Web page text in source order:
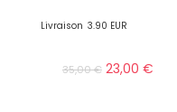
Livraison 3.90 EUR
35,00€ 23,00 €